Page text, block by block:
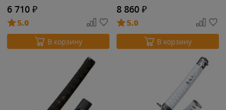
6 710 ₽
5.0
В корзину
8 860 ₽
5.0
В корзину